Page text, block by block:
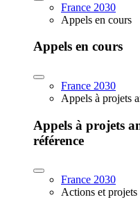
France 2030
Appels en cours
Appels en cours
France 2030
Appels à projets
Appels à projets
référence
France 2030
Actions et projets